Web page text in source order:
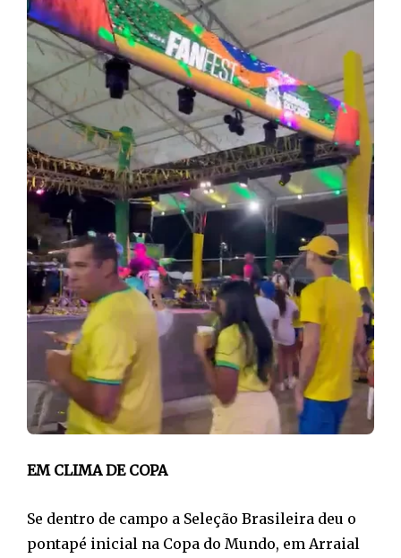
EM CLIMA DE COPA
Se dentro de campo a Seleção Brasileira deu o
pontapé inicial na Copa do Mundo, em Arraial